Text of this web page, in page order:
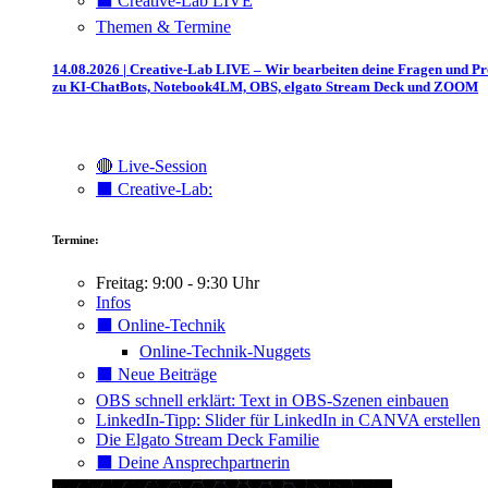
Themen & Termine
14.08.2026 | Creative-Lab LIVE – Wir bearbeiten deine Fragen und
zu KI-ChatBots, Notebook4LM, OBS, elgato Stream Deck und ZOOM
🔴 Live-Session
⬛️ Creative-Lab:
Termine:
Freitag: 9:00 - 9:30 Uhr
Infos
⬛️ Online-Technik
Online-Technik-Nuggets
⬛️ Neue Beiträge
OBS schnell erklärt: Text in OBS-Szenen einbauen
LinkedIn-Tipp: Slider für LinkedIn in CANVA erstellen
Die Elgato Stream Deck Familie
⬛️ Deine Ansprechpartnerin